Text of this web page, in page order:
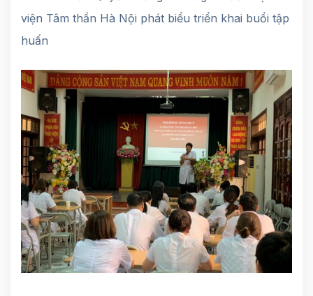
viện Tâm thần Hà Nội phát biểu triển khai buổi tập
huấn